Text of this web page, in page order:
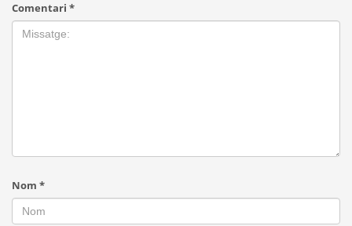
Comentari *
Nom *